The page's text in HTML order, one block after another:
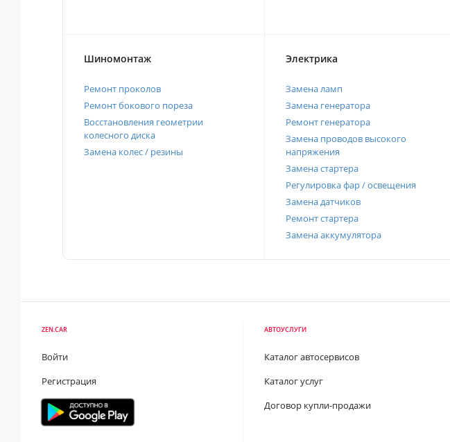
Шиномонтаж
Ремонт проколов
Ремонт бокового пореза
Восстановления геометрии
колесного диска
Замена колес / резины
Электрика
Замена ламп
Замена генератора
Ремонт генератора
Замена проводов высокого
напряжения
Замена стартера
Регулировка фар / освещения
Замена датчиков
Ремонт стартера
Замена аккумулятора
ZEN.CAR
Войти
Регистрация
АВТОУСЛУГИ
Каталог автосервисов
Каталог услуг
Договор купли-продажи